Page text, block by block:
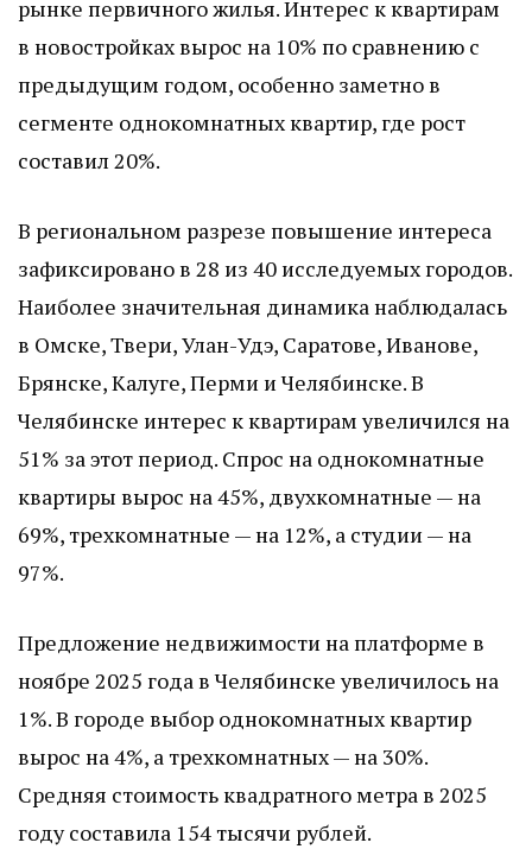
рынке первичного жилья. Интерес к квартирам
в новостройках вырос на 10% по сравнению с
предыдущим годом, особенно заметно в
сегменте однокомнатных квартир, где рост
составил 20%.
В региональном разрезе повышение интереса
зафиксировано в 28 из 40 исследуемых городов.
Наиболее значительная динамика наблюдалась
в Омске, Твери, Улан-Удэ, Саратове, Иванове,
Брянске, Калуге, Перми и Челябинске. В
Челябинске интерес к квартирам увеличился на
51% за этот период. Спрос на однокомнатные
квартиры вырос на 45%, двухкомнатные — на
69%, трехкомнатные — на 12%, а студии — на
97%.
Предложение недвижимости на платформе в
ноябре 2025 года в Челябинске увеличилось на
1%. В городе выбор однокомнатных квартир
вырос на 4%, а трехкомнатных — на 30%.
Средняя стоимость квадратного метра в 2025
году составила 154 тысячи рублей.